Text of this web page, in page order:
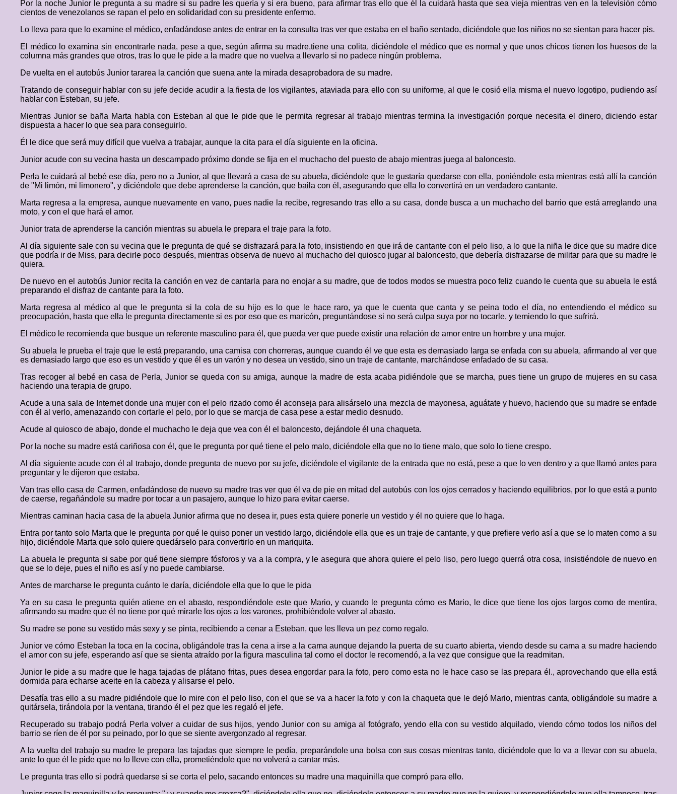
Por la noche Junior le pregunta a su madre si su padre les quería y si era bueno, para afirmar tras ello que él la cuidará hasta que sea vieja mientras ven en la televisión cómo
cientos de venezolanos se rapan el pelo en solidaridad con su presidente enfermo.
Lo lleva para que lo examine el médico, enfadándose antes de entrar en la consulta tras ver que estaba en el baño sentado, diciéndole que los niños no se sientan para hacer pis.
El médico lo examina sin encontrarle nada, pese a que, según afirma su madre,tiene una colita, diciéndole el médico que es normal y que unos chicos tienen los huesos de la
columna más grandes que otros, tras lo que le pide a la madre que no vuelva a llevarlo si no padece ningún problema.
De vuelta en el autobús Junior tararea la canción que suena ante la mirada desaprobadora de su madre.
Tratando de conseguir hablar con su jefe decide acudir a la fiesta de los vigilantes, ataviada para ello con su uniforme, al que le cosió ella misma el nuevo logotipo, pudiendo así
hablar con Esteban, su jefe.
Mientras Junior se baña Marta habla con Esteban al que le pide que le permita regresar al trabajo mientras termina la investigación porque necesita el dinero, diciendo estar
dispuesta a hacer lo que sea para conseguirlo.
Él le dice que será muy difícil que vuelva a trabajar, aunque la cita para el día siguiente en la oficina.
Junior acude con su vecina hasta un descampado próximo donde se fija en el muchacho del puesto de abajo mientras juega al baloncesto.
Perla le cuidará al bebé ese día, pero no a Junior, al que llevará a casa de su abuela, diciéndole que le gustaría quedarse con ella, poniéndole esta mientras está allí la canción
de "Mi limón, mi limonero", y diciéndole que debe aprenderse la canción, que baila con él, asegurando que ella lo convertirá en un verdadero cantante.
Marta regresa a la empresa, aunque nuevamente en vano, pues nadie la recibe, regresando tras ello a su casa, donde busca a un muchacho del barrio que está arreglando una
moto, y con el que hará el amor.
Junior trata de aprenderse la canción mientras su abuela le prepara el traje para la foto.
Al día siguiente sale con su vecina que le pregunta de qué se disfrazará para la foto, insistiendo en que irá de cantante con el pelo liso, a lo que la niña le dice que su madre dice
que podría ir de Miss, para decirle poco después, mientras observa de nuevo al muchacho del quiosco jugar al baloncesto, que debería disfrazarse de militar para que su madre le
quiera.
De nuevo en el autobús Junior recita la canción en vez de cantarla para no enojar a su madre, que de todos modos se muestra poco feliz cuando le cuenta que su abuela le está
preparando el disfraz de cantante para la foto.
Marta regresa al médico al que le pregunta si la cola de su hijo es lo que le hace raro, ya que le cuenta que canta y se peina todo el día, no entendiendo el médico su
preocupación, hasta que ella le pregunta directamente si es por eso que es maricón, preguntándose si no será culpa suya por no tocarle, y temiendo lo que sufrirá.
El médico le recomienda que busque un referente masculino para él, que pueda ver que puede existir una relación de amor entre un hombre y una mujer.
Su abuela le prueba el traje que le está preparando, una camisa con chorreras, aunque cuando él ve que esta es demasiado larga se enfada con su abuela, afirmando al ver que
es demasiado largo que eso es un vestido y que él es un varón y no desea un vestido, sino un traje de cantante, marchándose enfadado de su casa.
Tras recoger al bebé en casa de Perla, Junior se queda con su amiga, aunque la madre de esta acaba pidiéndole que se marcha, pues tiene un grupo de mujeres en su casa
haciendo una terapia de grupo.
Acude a una sala de Internet donde una mujer con el pelo rizado como él aconseja para alisárselo una mezcla de mayonesa, aguátate y huevo, haciendo que su madre se enfade
con él al verlo, amenazando con cortarle el pelo, por lo que se marcja de casa pese a estar medio desnudo.
Acude al quiosco de abajo, donde el muchacho le deja que vea con él el baloncesto, dejándole él una chaqueta.
Por la noche su madre está cariñosa con él, que le pregunta por qué tiene el pelo malo, diciéndole ella que no lo tiene malo, que solo lo tiene crespo.
Al día siguiente acude con él al trabajo, donde pregunta de nuevo por su jefe, diciéndole el vigilante de la entrada que no está, pese a que lo ven dentro y a que llamó antes para
preguntar y le dijeron que estaba.
Van tras ello casa de Carmen, enfadándose de nuevo su madre tras ver que él va de pie en mitad del autobús con los ojos cerrados y haciendo equilibrios, por lo que está a punto
de caerse, regañándole su madre por tocar a un pasajero, aunque lo hizo para evitar caerse.
Mientras caminan hacia casa de la abuela Junior afirma que no desea ir, pues esta quiere ponerle un vestido y él no quiere que lo haga.
Entra por tanto solo Marta que le pregunta por qué le quiso poner un vestido largo, diciéndole ella que es un traje de cantante, y que prefiere verlo así a que se lo maten como a su
hijo, diciéndole Marta que solo quiere quedárselo para convertirlo en un mariquita.
La abuela le pregunta si sabe por qué tiene siempre fósforos y va a la compra, y le asegura que ahora quiere el pelo liso, pero luego querrá otra cosa, insistiéndole de nuevo en
que se lo deje, pues el niño es así y no puede cambiarse.
Antes de marcharse le pregunta cuánto le daría, diciéndole ella que lo que le pida
Ya en su casa le pregunta quién atiene en el abasto, respondiéndole este que Mario, y cuando le pregunta cómo es Mario, le dice que tiene los ojos largos como de mentira,
afirmando su madre que él no tiene por qué mirarle los ojos a los varones, prohibiéndole volver al abasto.
Su madre se pone su vestido más sexy y se pinta, recibiendo a cenar a Esteban, que les lleva un pez como regalo.
Junior ve cómo Esteban la toca en la cocina, obligándole tras la cena a irse a la cama aunque dejando la puerta de su cuarto abierta, viendo desde su cama a su madre haciendo
el amor con su jefe, esperando así que se sienta atraído por la figura masculina tal como el doctor le recomendó, a la vez que consigue que la readmitan.
Junior le pide a su madre que le haga tajadas de plátano fritas, pues desea engordar para la foto, pero como esta no le hace caso se las prepara él., aprovechando que ella está
dormida para echarse aceite en la cabeza y alisarse el pelo.
Desafía tras ello a su madre pidiéndole que lo mire con el pelo liso, con el que se va a hacer la foto y con la chaqueta que le dejó Mario, mientras canta, obligándole su madre a
quitársela, tirándola por la ventana, tirando él el pez que les regaló el jefe.
Recuperado su trabajo podrá Perla volver a cuidar de sus hijos, yendo Junior con su amiga al fotógrafo, yendo ella con su vestido alquilado, viendo cómo todos los niños del
barrio se ríen de él por su peinado, por lo que se siente avergonzado al regresar.
A la vuelta del trabajo su madre le prepara las tajadas que siempre le pedía, preparándole una bolsa con sus cosas mientras tanto, diciéndole que lo va a llevar con su abuela,
ante lo que él le pide que no lo lleve con ella, prometiéndole que no volverá a cantar más.
Le pregunta tras ello si podrá quedarse si se corta el pelo, sacando entonces su madre una maquinilla que compró para ello.